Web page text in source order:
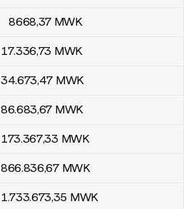
8668,37 MWK
17.336,73 MWK
34.673,47 MWK
86.683,67 MWK
173.367,33 MWK
866.836,67 MWK
1.733.673,35 MWK